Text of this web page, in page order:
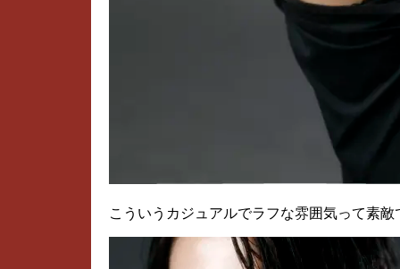
こういうカジュアルでラフな雰囲気って素敵